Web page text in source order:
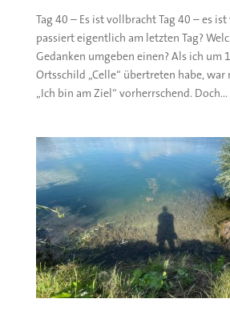
Tag 40 – Es ist vollbracht Tag 40 – es
passiert eigentlich am letzten Tag?
Gedanken umgeben einen? Als ich um
Ortsschild „Celle“ übertreten habe, war
„Ich bin am Ziel“ vorherrschend. Doch...